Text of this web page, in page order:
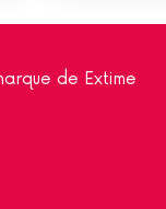
de Extime